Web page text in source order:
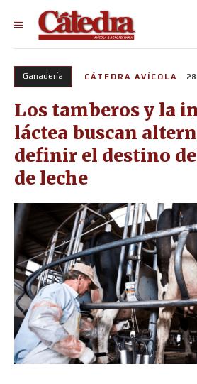
Ganadería CÁTEDRA AVÍCOLA
Los tamberos y la
láctea buscan
definir el destino
de leche